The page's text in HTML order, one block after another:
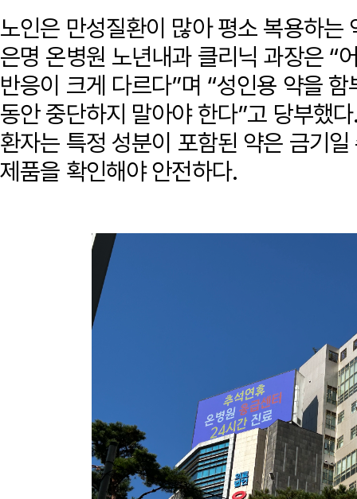
노인은 만성질환이 많아 평소 복용하는
은명 온병원 노년내과 클리닉 과장은 “
반응이 크게 다르다”며 “성인용 약을
동안 중단하지 말아야 한다”고 당부했
환자는 특정 성분이 포함된 약은 금기
제품을 확인해야 안전하다.